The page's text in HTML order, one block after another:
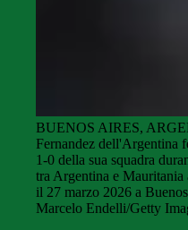
BUENOS AIRES,
Fernandez dell'Argentina
1-0 della sua squadra
tra Argentina e
il 27 marzo 2026 a
Marcelo Endelli/Getty